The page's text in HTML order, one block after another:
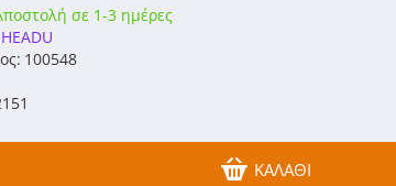
σε 1-3 ημέρες
HEADU
100548
ΚΑΛΆΘΙ